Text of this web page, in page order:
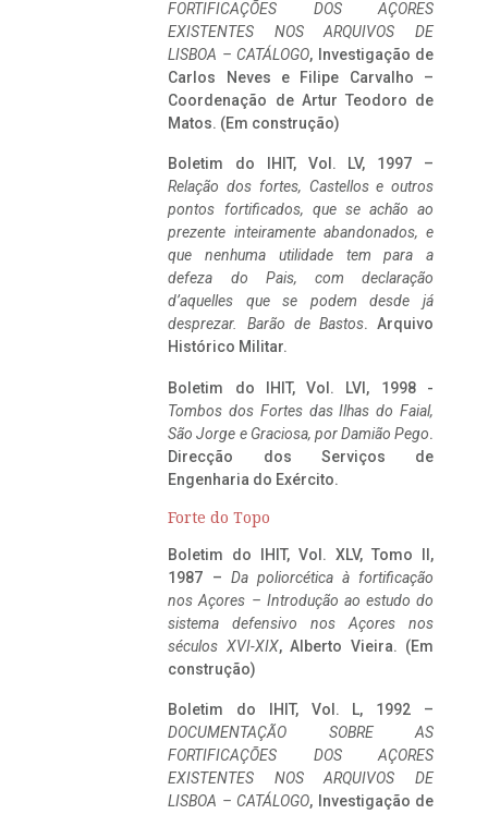
FORTIFICAÇÕES DOS AÇORES
EXISTENTES NOS ARQUIVOS DE
LISBOA – CATÁLOGO, Investigação de
Carlos Neves e Filipe Carvalho –
Coordenação de Artur Teodoro de
Matos. (Em construção)
Boletim do IHIT, Vol. LV, 1997 –
Relação dos fortes, Castellos e outros
pontos fortificados, que se achão ao
prezente inteiramente abandonados, e
que nenhuma utilidade tem para a
defeza do Pais, com declaração
d’aquelles que se podem desde já
desprezar. Barão de Bastos. Arquivo
Histórico Militar.
Boletim do IHIT, Vol. LVI, 1998 -
Tombos dos Fortes das Ilhas do Faial,
São Jorge e Graciosa, por Damião Pego.
Direcção dos Serviços de
Engenharia do Exército.
Forte do Topo
Boletim do IHIT, Vol. XLV, Tomo II,
1987 – Da poliorcética à fortificação
nos Açores – Introdução ao estudo do
sistema defensivo nos Açores nos
séculos XVI-XIX, Alberto Vieira. (Em
construção)
Boletim do IHIT, Vol. L, 1992 –
DOCUMENTAÇÃO SOBRE AS
FORTIFICAÇÕES DOS AÇORES
EXISTENTES NOS ARQUIVOS DE
LISBOA – CATÁLOGO, Investigação de